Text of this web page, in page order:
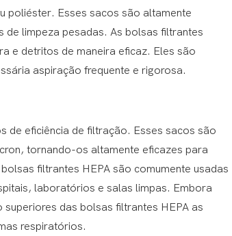
poliéster. Esses sacos são altamente
de limpeza pesadas. As bolsas filtrantes
e detritos de maneira eficaz. Eles são
aspiração frequente e rigorosa.
de eficiência de filtração. Esses sacos são
tornando-os altamente eficazes para
filtrantes HEPA são comumente usadas
laboratórios e salas limpas. Embora
das bolsas filtrantes HEPA as
respiratórios.